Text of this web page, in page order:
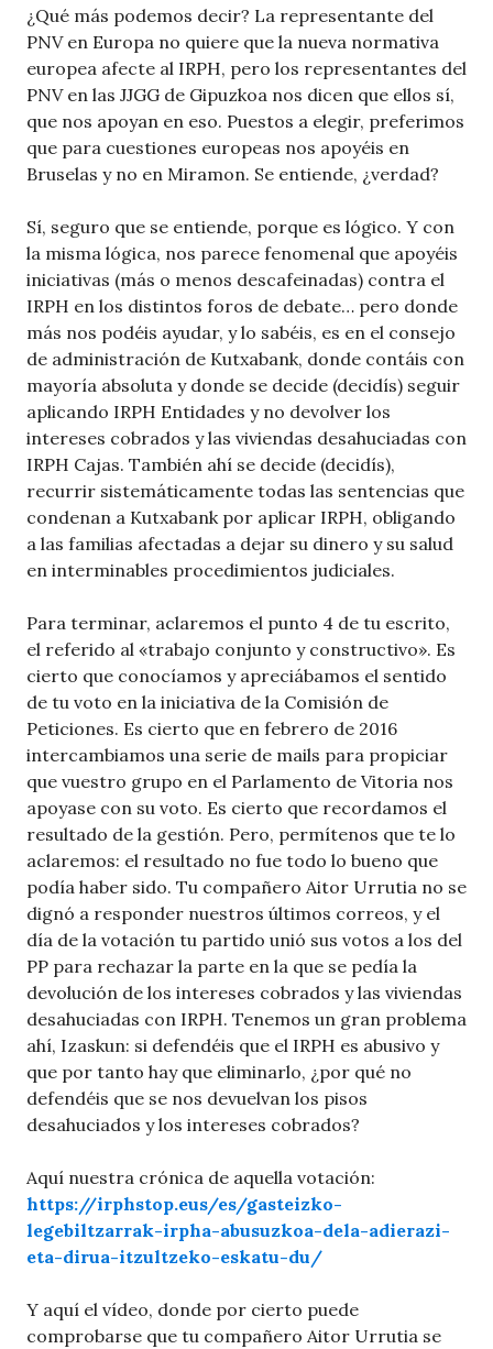
¿Qué más podemos decir? La representante del
PNV en Europa no quiere que la nueva normativa
europea afecte al IRPH, pero los representantes del
PNV en las JJGG de Gipuzkoa nos dicen que ellos sí,
que nos apoyan en eso. Puestos a elegir, preferimos
que para cuestiones europeas nos apoyéis en
Bruselas y no en Miramon. Se entiende, ¿verdad?
Sí, seguro que se entiende, porque es lógico. Y con
la misma lógica, nos parece fenomenal que apoyéis
iniciativas (más o menos descafeinadas) contra el
IRPH en los distintos foros de debate… pero donde
más nos podéis ayudar, y lo sabéis, es en el consejo
de administración de Kutxabank, donde contáis con
mayoría absoluta y donde se decide (decidís) seguir
aplicando IRPH Entidades y no devolver los
intereses cobrados y las viviendas desahuciadas con
IRPH Cajas. También ahí se decide (decidís),
recurrir sistemáticamente todas las sentencias que
condenan a Kutxabank por aplicar IRPH, obligando
a las familias afectadas a dejar su dinero y su salud
en interminables procedimientos judiciales.
Para terminar, aclaremos el punto 4 de tu escrito,
el referido al «trabajo conjunto y constructivo». Es
cierto que conocíamos y apreciábamos el sentido
de tu voto en la iniciativa de la Comisión de
Peticiones. Es cierto que en febrero de 2016
intercambiamos una serie de mails para propiciar
que vuestro grupo en el Parlamento de Vitoria nos
apoyase con su voto. Es cierto que recordamos el
resultado de la gestión. Pero, permítenos que te lo
aclaremos: el resultado no fue todo lo bueno que
podía haber sido. Tu compañero Aitor Urrutia no se
dignó a responder nuestros últimos correos, y el
día de la votación tu partido unió sus votos a los del
PP para rechazar la parte en la que se pedía la
devolución de los intereses cobrados y las viviendas
desahuciadas con IRPH. Tenemos un gran problema
ahí, Izaskun: si defendéis que el IRPH es abusivo y
que por tanto hay que eliminarlo, ¿por qué no
defendéis que se nos devuelvan los pisos
desahuciados y los intereses cobrados?
Aquí nuestra crónica de aquella votación:
https://irphstop.eus/es/gasteizko-
legebiltzarrak-irpha-abusuzkoa-dela-adierazi-
eta-dirua-itzultzeko-eskatu-du/
Y aquí el vídeo, donde por cierto puede
comprobarse que tu compañero Aitor Urrutia se